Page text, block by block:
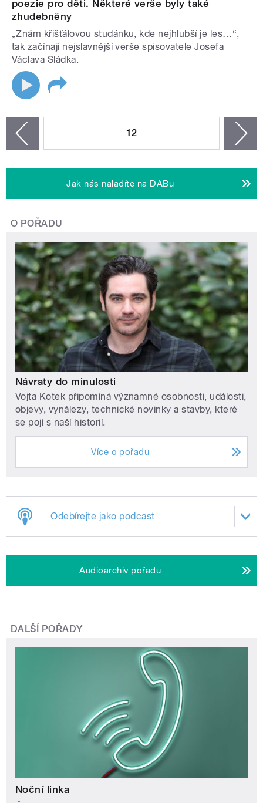
poezie pro děti. Některé verše byly také
zhudebněny
„Znám křišťálovou studánku, kde nejhlubší je les…“,
tak začínají nejslavnější verše spisovatele Josefa
Václava Sládka.
12
Jak nás naladíte na DABu
O POŘADU
Návraty do minulosti
Vojta Kotek připomíná významné osobnosti, události,
objevy, vynálezy, technické novinky a stavby, které
se pojí s naší historií.
Více o pořadu
Odebírejte jako podcast
Audioarchiv pořadu
DALŠÍ POŘADY
Noční linka